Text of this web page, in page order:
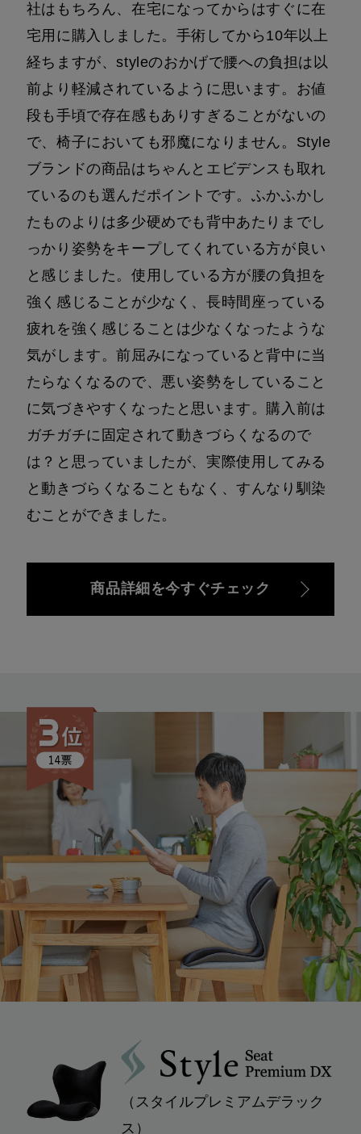
社はもちろん、在宅になってからはすぐに在
宅用に購入しました。手術してから10年以上
経ちますが、styleのおかげで腰への負担は以
前より軽減されているように思います。お値
段も手頃で存在感もありすぎることがないの
で、椅子においても邪魔になりません。Style
ブランドの商品はちゃんとエビデンスも取れ
ているのも選んだポイントです。ふかふかし
たものよりは多少硬めでも背中あたりまでし
っかり姿勢をキープしてくれている方が良い
と感じました。使用している方が腰の負担を
強く感じることが少なく、長時間座っている
疲れを強く感じることは少なくなったような
気がします。前屈みになっていると背中に当
たらなくなるので、悪い姿勢をしていること
に気づきやすくなったと思います。購入前は
ガチガチに固定されて動きづらくなるので
は？と思っていましたが、実際使用してみる
と動きづらくなることもなく、すんなり馴染
むことができました。
商品詳細を今すぐチェック
（スタイルプレミアムデラック
ス）